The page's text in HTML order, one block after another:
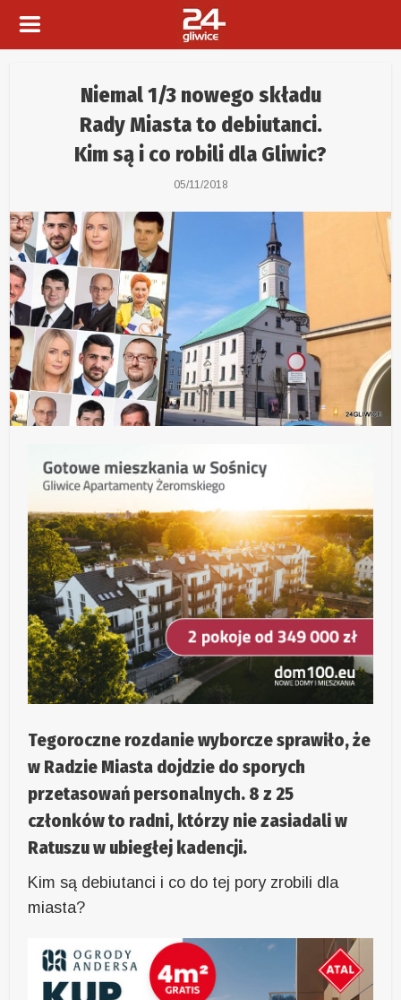
Niemal 1/3 nowego składu
Rady Miasta to debiutanci.
Kim są i co robili dla Gliwic?
05/11/2018
Tegoroczne rozdanie wyborcze sprawiło, że
w Radzie Miasta dojdzie do sporych
przetasowań personalnych. 8 z 25
członków to radni, którzy nie zasiadali w
Ratuszu w ubiegłej kadencji.
Kim są debiutanci i co do tej pory zrobili dla
miasta?